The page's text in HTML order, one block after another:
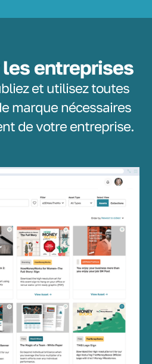
entreprises
et utilisez toutes
marque nécessaires
de votre entreprise.